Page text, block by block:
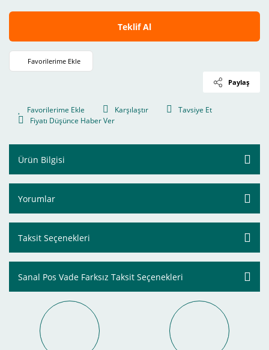
Teklif Al
Paylaş
Karşılaştır
Tavsiye Et
Fiyatı Düşünce Haber Ver
Ürün Bilgisi
Yorumlar
Taksit Seçenekleri
Sanal Pos Vade Farksız Taksit Seçenekleri